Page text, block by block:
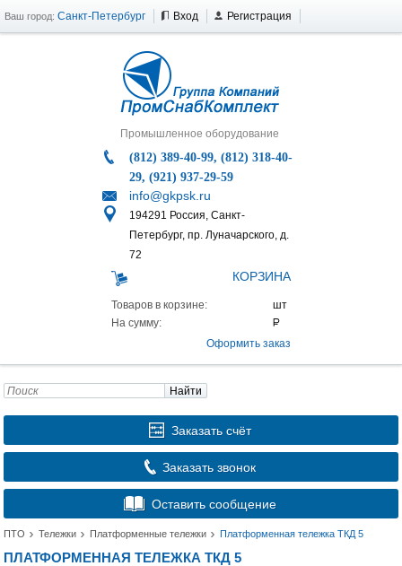
Ваш город: Санкт-Петербург Вход Регистрация
Промышленное оборудование
(812) 389-40-99, (812) 318-40-
29, (921) 937-29-59
info@gkpsk.ru
194291 Россия, Санкт-
Петербург, пр. Луначарского, д.
72
КОРЗИНА
Товаров в корзине:
На сумму:
Оформить заказ
Найти
Заказать счёт
Заказать звонок
Оставить сообщение
ПТО Тележки Платформенные тележки Платформенная тележка ТКД 5
ПЛАТФОРМЕННАЯ ТЕЛЕЖКА ТКД 5